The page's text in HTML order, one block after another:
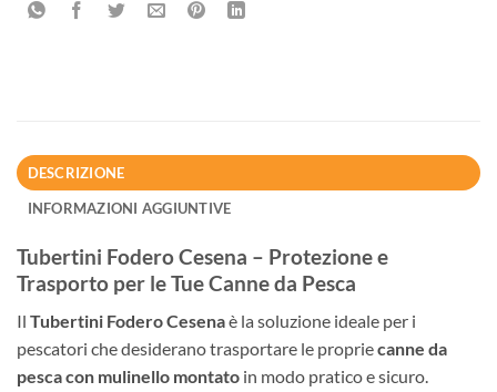
DESCRIZIONE
INFORMAZIONI AGGIUNTIVE
Tubertini Fodero Cesena – Protezione e
Trasporto per le Tue Canne da Pesca
Il Tubertini Fodero Cesenaè la soluzione ideale per i
pescatori che desiderano trasportare le propriecanne da
pesca con mulinello montato in modo pratico e sicuro.